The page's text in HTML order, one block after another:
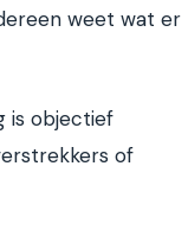
weet wat er
is objectief
of